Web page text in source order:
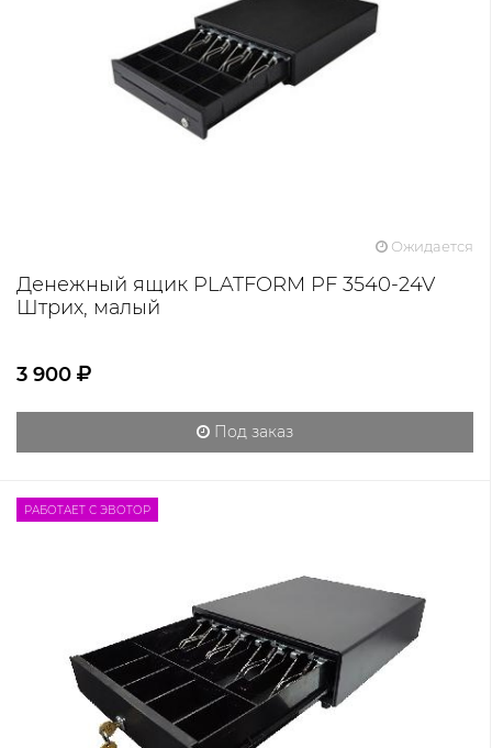
Ожидается
Денежный ящик PLATFORM PF 3540-24V
Штрих, малый
3 900
Под заказ
РАБОТАЕТ С ЭВОТОР